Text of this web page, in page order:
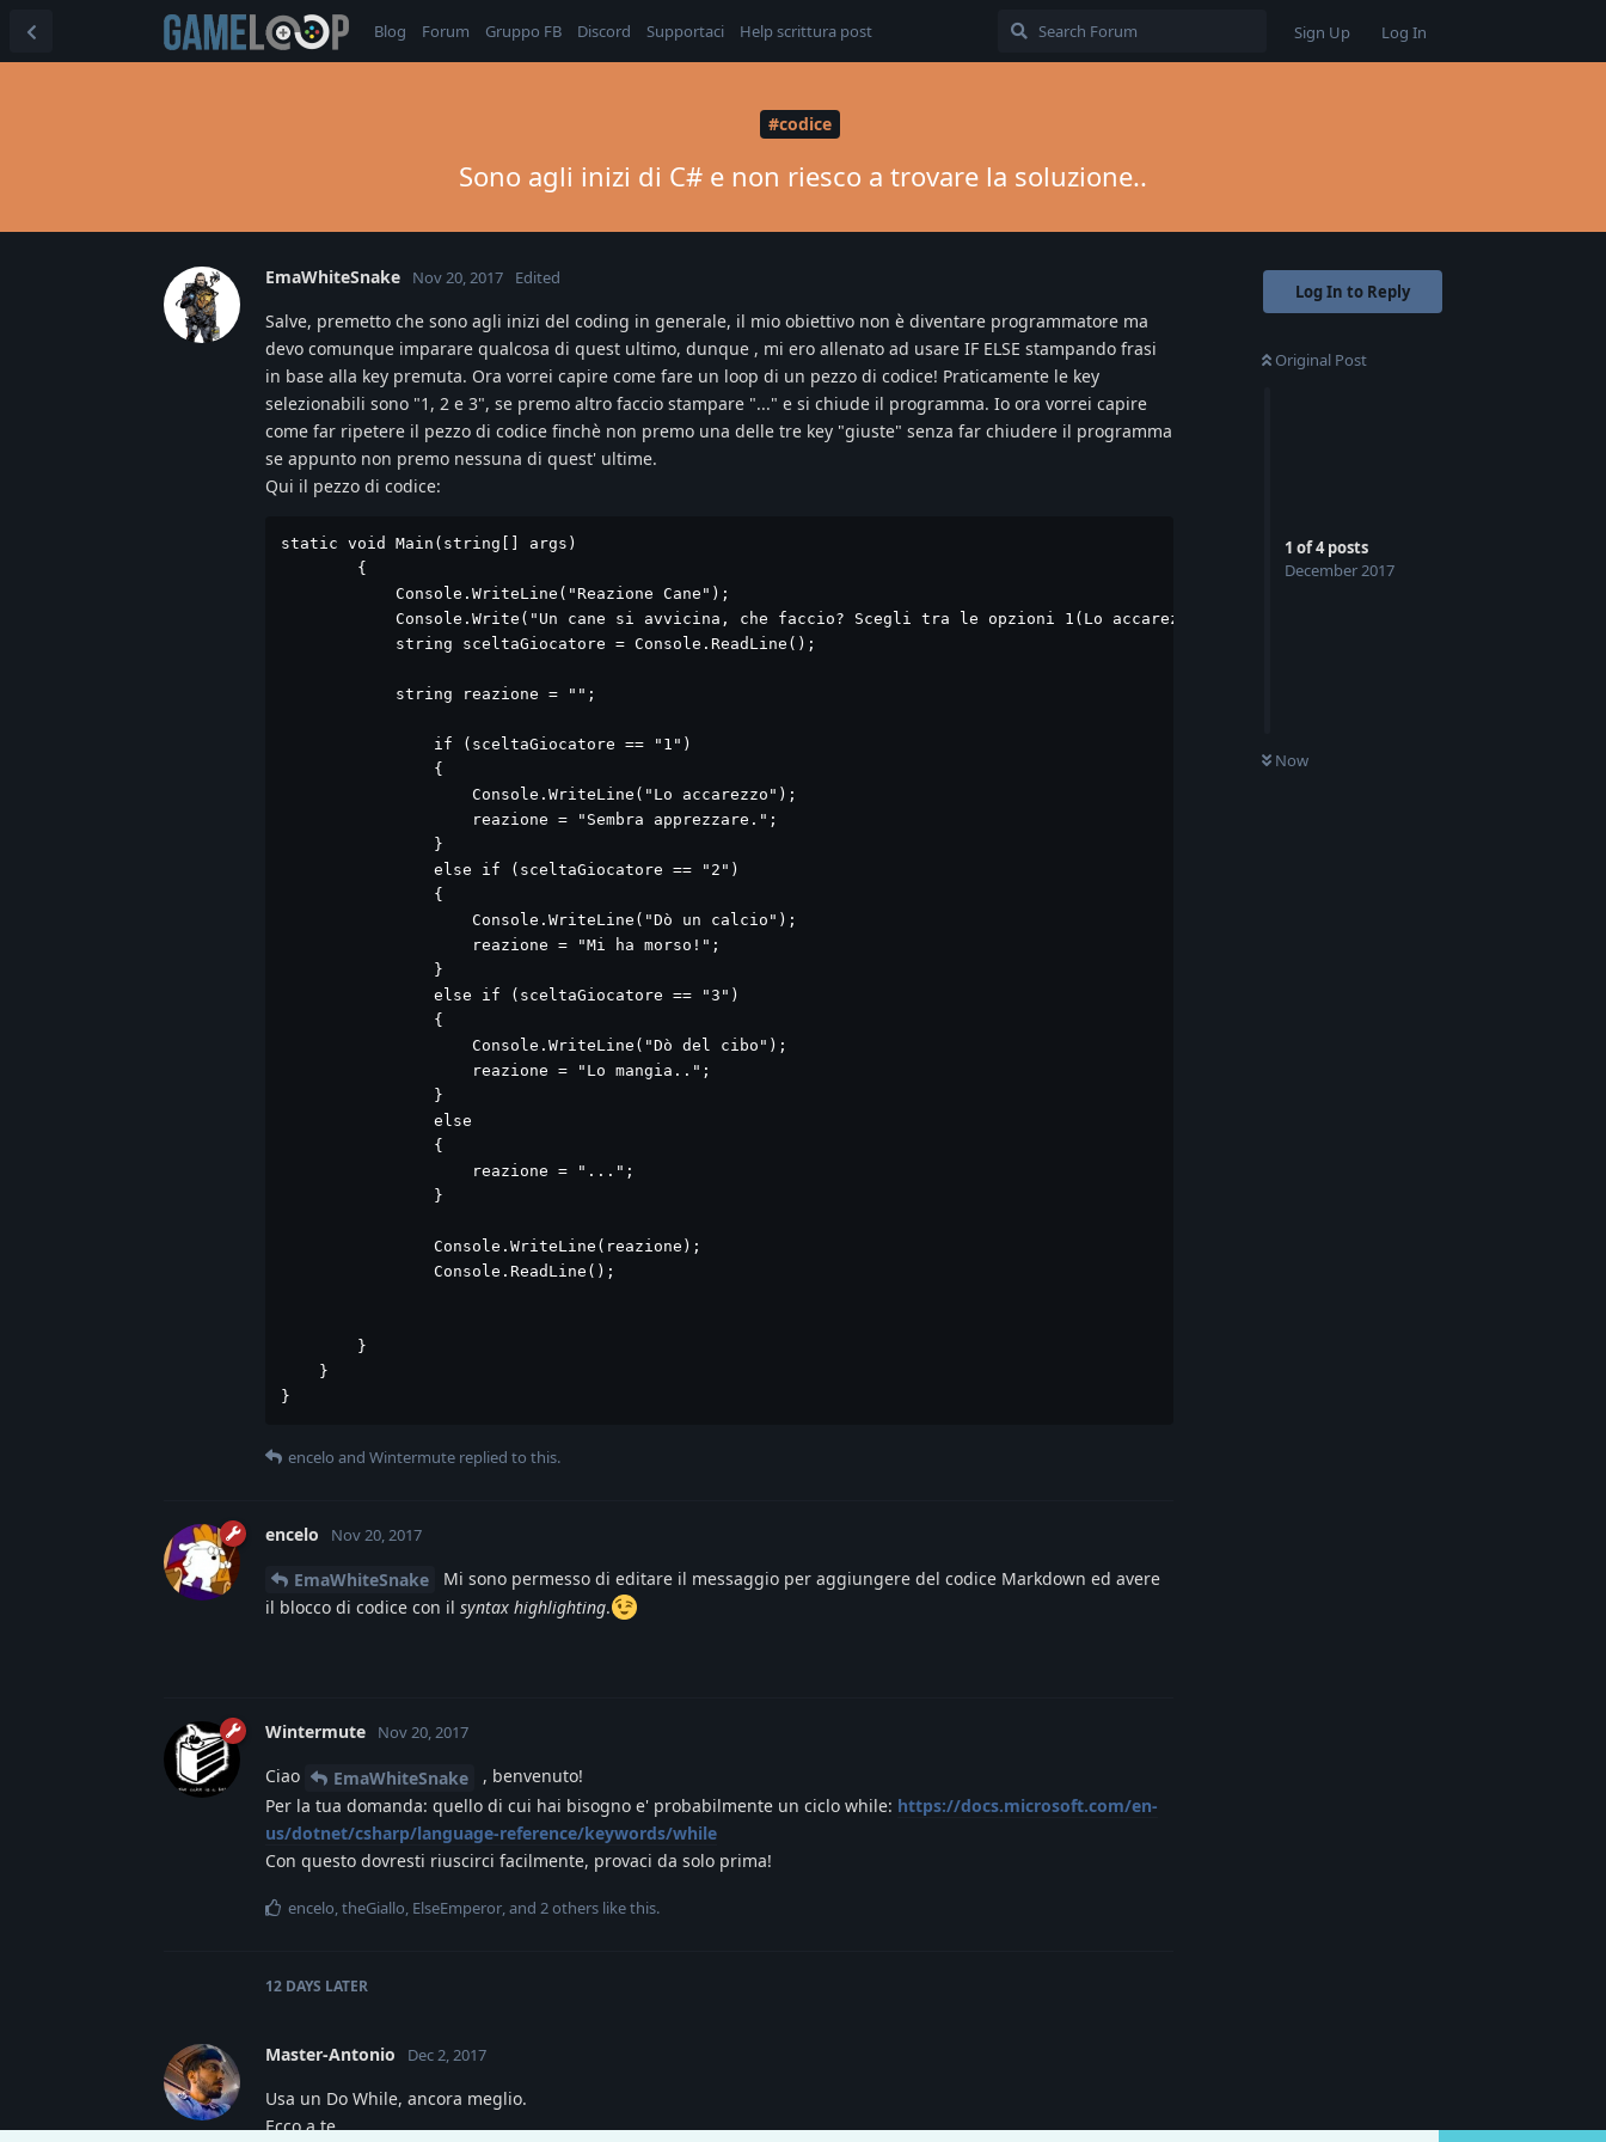
Blog Forum Gruppo FB Discord Supportaci Help scrittura post Sign Up Log In
#codice
Sono agli inizi di C# e non riesco a trovare la soluzione..
Log In to Reply
Original Post
1 of4posts
December 2017
Now
EmaWhiteSnake Nov 20, 2017 Edited
Salve, premetto che sono agli inizi del coding in generale, il mio obiettivo non è diventare programmatore ma
devo comunque imparare qualcosa di quest ultimo, dunque , mi ero allenato ad usare IF ELSE stampando frasi
in base alla key premuta. Ora vorrei capire come fare un loop di un pezzo di codice! Praticamente le key
selezionabili sono "1, 2 e 3", se premo altro faccio stampare "..." e si chiude il programma. Io ora vorrei capire
come far ripetere il pezzo di codice finchè non premo una delle tre key "giuste" senza far chiudere il programma
se appunto non premo nessuna di quest' ultime.
Qui il pezzo di codice:
static void Main(string[] args)
        {
            Console.WriteLine("Reazione Cane");
            Console.Write("Un cane si avvicina, che faccio? Scegli tra le opzioni 1(Lo accarezzo), 2(Dò un calcio) e 3(Dò del cibo).");
            string sceltaGiocatore = Console.ReadLine();
            string reazione = "";
                if (sceltaGiocatore == "1")
                {
                    Console.WriteLine("Lo accarezzo");
                    reazione = "Sembra apprezzare.";
                }
                else if (sceltaGiocatore == "2")
                {
                    Console.WriteLine("Dò un calcio");
                    reazione = "Mi ha morso!";
                }
                else if (sceltaGiocatore == "3")
                {
                    Console.WriteLine("Dò del cibo");
                    reazione = "Lo mangia..";
                }
                else
                {
                    reazione = "...";
                }
                Console.WriteLine(reazione);
                Console.ReadLine();
        }
    }
}
encelo and Wintermute replied to this.
encelo Nov 20, 2017
EmaWhiteSnake
Mi sono permesso di editare il messaggio per aggiungere del codice Markdown ed avere
il blocco di codice con il syntax highlighting.
Wintermute Nov 20, 2017
Ciao EmaWhiteSnake
, benvenuto!
Per la tua domanda: quello di cui hai bisogno e' probabilmente un ciclo while: https://docs.microsoft.com/en-
us/dotnet/csharp/language-reference/keywords/while
Con questo dovresti riuscirci facilmente, provaci da solo prima!
encelo,theGiallo, ElseEmperor, and 2others like this.
12 DAYS LATER
Master-Antonio Dec 2, 2017
Usa un Do While, ancora meglio.
Ecco a te.